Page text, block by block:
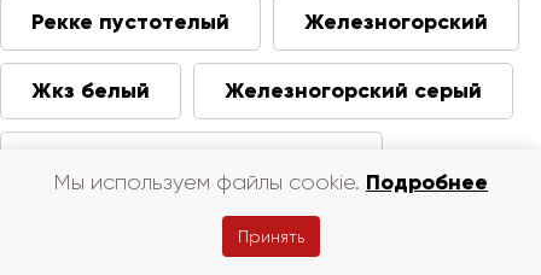
Рекке пустотелый Железногорский
Жкз белый Железногорский серый
Железногорский слоновая кость
Мы используем файлы cookie. Подробнее
Принять